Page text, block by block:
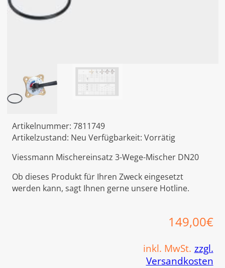
Artikelnummer: 7811749
Artikelzustand: Neu Verfügbarkeit: Vorrätig
Viessmann Mischereinsatz 3-Wege-Mischer DN20
Ob dieses Produkt für Ihren Zweck eingesetzt
werden kann, sagt Ihnen gerne unsere Hotline.
149,00€
inkl. MwSt. zzgl.
Versandkosten